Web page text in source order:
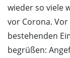
wieder so viele
vor Corona.
bestehenden
begrüßen: